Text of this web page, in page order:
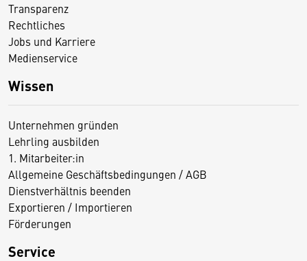
Transparenz
Rechtliches
Jobs und Karriere
Medienservice
Wissen
Unternehmen gründen
Lehrling ausbilden
1. Mitarbeiter:in
Allgemeine Geschäftsbedingungen / AGB
Dienstverhältnis beenden
Exportieren / Importieren
Förderungen
Service